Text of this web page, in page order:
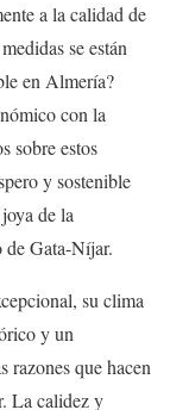
a la calidad de
se están
en Almería?
con la
sobre estos
y sostenible
de la
de Gata-Níjar.
su clima
y un
razones que hacen
La calidez y